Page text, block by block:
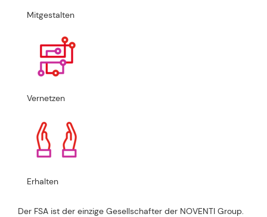
Mitgestalten
Vernetzen
Erhalten
Der FSA ist der einzige Gesellschafter der NOVENTI Group.